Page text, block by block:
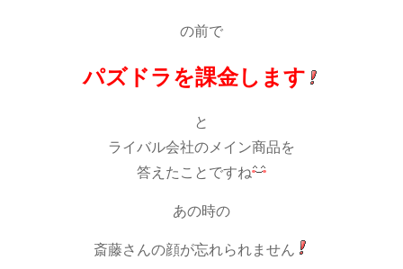
の前で
パズドラを課金します
と
ライバル会社のメイン商品を
答えたことですね
あの時の
斎藤さんの顔が忘れられません